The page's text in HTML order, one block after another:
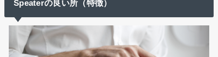
Speaterの良い所（特徴）